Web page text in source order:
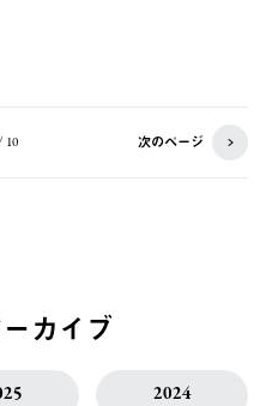
10 次のページ
カイブ
2024